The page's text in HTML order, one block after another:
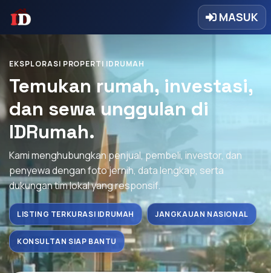
MASUK
EKSPLORASI PROPERTI IDRUMAH
Temukan rumah, investasi,
dan sewa unggulan di
IDRumah.
Kami menghubungkan penjual, pembeli, investor, dan
penyewa dengan foto jernih, data lengkap, serta
dukungan tim lokal yang responsif.
LISTING TERKURASI IDRUMAH JANGKAUAN NASIONAL
KONSULTAN SIAP BANTU